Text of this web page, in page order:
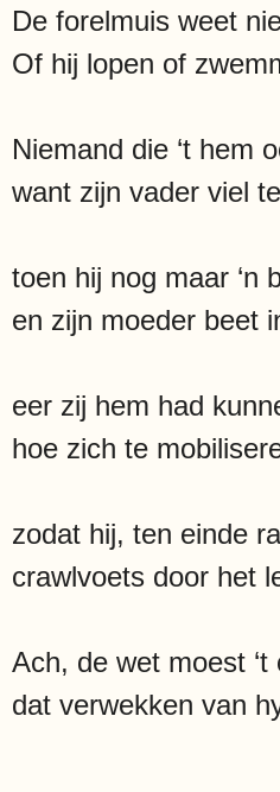
De forelmuis weet
Of hij lopen of
Niemand die ‘t hem
want zijn vader viel
toen hij nog maar ‘n
en zijn moeder beet
eer zij hem had
hoe zich te
zodat hij, ten einde
crawlvoets door het
Ach, de wet moest ‘t
dat verwekken van